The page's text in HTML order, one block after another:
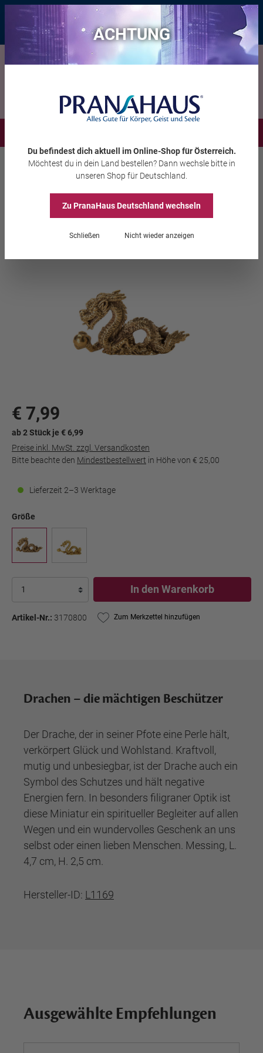
Bis zu 20 € Rabatt* mit dem Vorteils-Codeeintauchen , gültig bis
11.08.2026
Wohnambiente Dekoration
Miniatur Schutzdrache
€ 7,99
ab 2 Stück je € 6,99
Preise inkl. MwSt. zzgl. Versandkosten
Bitte beachte den Mindestbestellwert in Höhe von € 25,00
Lieferzeit 2–3 Werktage
Größe
In den Warenkorb
Artikel-Nr.: 3170800 Zum Merkzettel hinzufügen
Drachen – die mächtigen Beschützer
Der Drache, der in seiner Pfote eine Perle hält,
verkörpert Glück und Wohlstand. Kraftvoll,
mutig und unbesiegbar, ist der Drache auch ein
Symbol des Schutzes und hält negative
Energien fern. In besonders filigraner Optik ist
diese Miniatur ein spiritueller Begleiter auf allen
Wegen und ein wundervolles Geschenk an uns
selbst oder einen lieben Menschen. Messing, L.
4,7 cm, H. 2,5 cm.
Hersteller-ID: L1169
Ausgewählte Empfehlungen
ACHTUNG
Du befindest dich aktuell im Online-Shopfür Österreich.
Möchtest du in dein Land bestellen? Dann wechsle bitte in
unseren Shop für Deutschland
Zu PranaHausDeutschland wechseln
Schließen Nicht wieder anzeigen